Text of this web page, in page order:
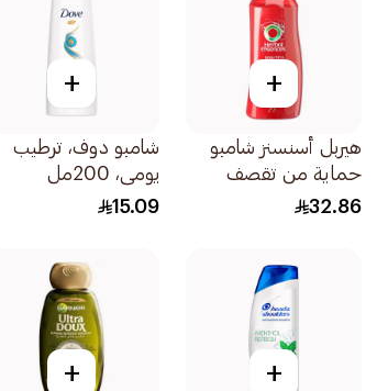
+
هيربل أسنسنز شامبو
حماية من تقصف
الشعر بخلاصة عصير
32.86
+
شامبو دوف، ترطيب
يومي، 200مل
15.09
+
+